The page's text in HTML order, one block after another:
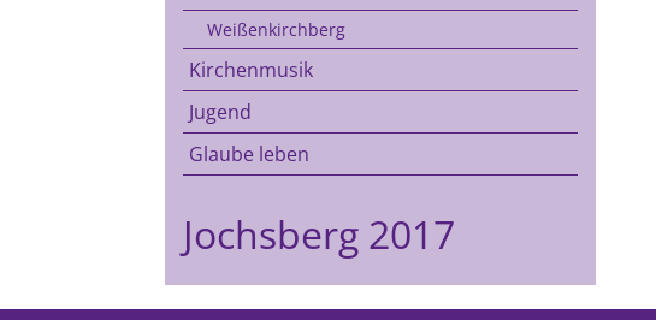
Weißenkirchberg
Kirchenmusik
Jugend
Glaube leben
Jochsberg 2017